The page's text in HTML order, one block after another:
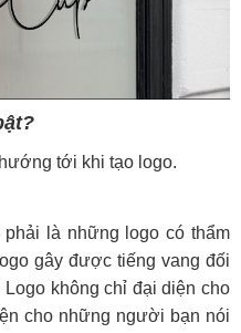
tới khi tạo logo.
là những logo có thẩm
gây được tiếng vang đối
không chỉ đại diện cho
cho những người bạn nói